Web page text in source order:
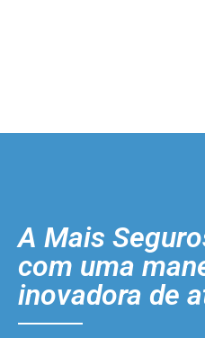
A Mais
com uma
inovadora de